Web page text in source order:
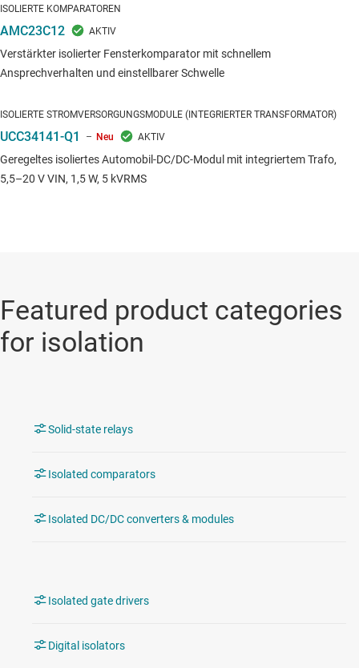
ISOLIERTE KOMPARATOREN
AMC23C12
Verstärkter isolierter Fensterkomparator mit schnellem
Ansprechverhalten und einstellbarer Schwelle
Neu
ISOLIERTE STROMVERSORGUNGSMODULE (INTEGRIERTER TRANSFORMATOR)
UCC34141-Q1
Geregeltes isoliertes Automobil-DC/DC-Modul mit integriertem Trafo,
5,5–20 V VIN, 1,5 W, 5 kVRMS
Featured product categories
for isolation
Solid-state relays
Isolated comparators
Isolated DC/DC converters & modules
Isolated gate drivers
Digital isolators